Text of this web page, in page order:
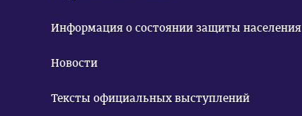
Информация о состоянии защиты населения
Новости
Тексты официальных выступлений